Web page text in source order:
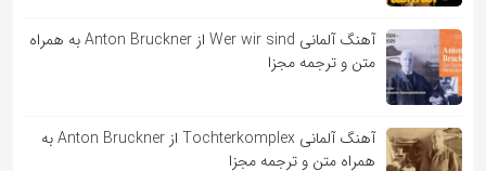
آهنگ آلمانی Wer wir sind از Anton Bruckner به همراه
متن و ترجمه مجزا
آهنگ آلمانی Tochterkomplex از Anton Bruckner به
همراه متن و ترجمه مجزا